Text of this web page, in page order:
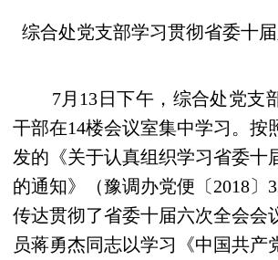
综合处党支部学习贯彻省委十
7月 13 日下午，综合处党支
干部在14楼会议室集中学习。按
发的《关于认真组织学习省委十
的通知》（豫调办党便〔2018〕
传达贯彻了省委十届六次全会会
员蒋勇杰同志以学习《中国共产